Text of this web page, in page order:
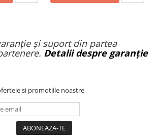
și suport din partea
Detalii despre garanție
si promotiile noastre